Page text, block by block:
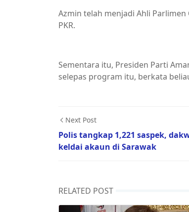
Azmin telah menjadi Ahli
PKR.
Sementara itu, Presiden Parti
selepas program itu, berkata
Next Post
Polis tangkap 1,221 saspek,
keldai akaun di Sarawak
RELATED POST